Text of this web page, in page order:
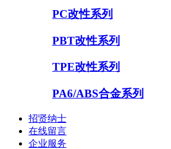
PC改性系列
PBT改性系列
TPE改性系列
PA6/ABS合金系列
招贤纳士
在线留言
企业服务